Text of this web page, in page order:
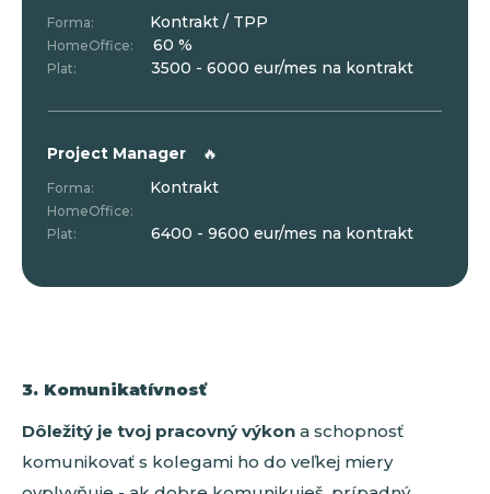
Forma: Kontrakt / TPP
HomeOffice: 60 %
Plat: 3500 - 6000 eur/mes na kontrakt
Project Manager 🔥
Forma: Kontrakt
HomeOffice:
Plat:
6400 - 9600 eur/mes na kontrakt
3. Komunikatívnosť
Dôležitý je tvoj pracovný výkon a schopnosť
komunikovať s kolegami ho do veľkej miery